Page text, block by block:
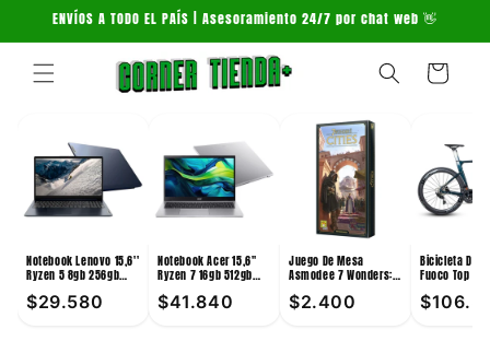
directamente
al contenido
ENVÍOS A TODO EL PAÍS | Asesoramiento 24/7 por chat web 👋
Carrito
Notebook Lenovo 15,6''
Ryzen 5 8gb 256gb
$29.580
Notebook Acer 15,6''
Ryzen 7 16gb 512gb
$41.840
Juego De Mesa
Asmodee 7 Wonders:
$2.400
Bicicleta De
Fuoco Top